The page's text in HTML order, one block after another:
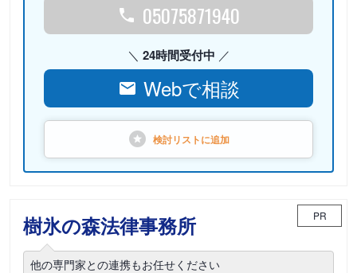
05075871940
24時間受付中
Webで相談
検討リストに追加
樹氷の森法律事務所 PR
他の専門家との連携もお任せください